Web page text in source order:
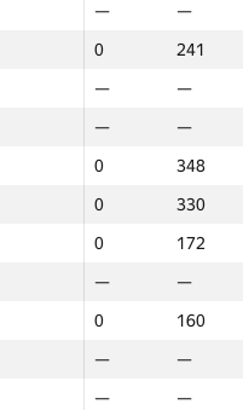
— —
0 241
— —
— —
0 348
0 330
0 172
— —
0 160
— —
— —